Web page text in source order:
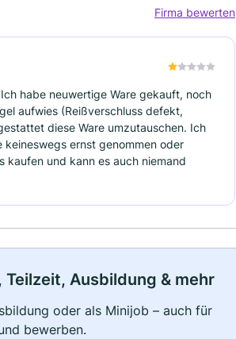
Firma bewerten
habe neuwertige Ware gekauft, noch
aufwies (Reißverschluss defekt,
diese Ware umzutauschen. Ich
ernst genommen oder
und kann es auch niemand
Ausbildung & mehr
oder als Minijob – auch für
bewerben.